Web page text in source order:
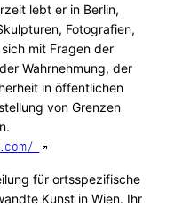
lebt er in Berlin,
Fotografien,
mit Fragen der
Wahrnehmung, der
in öffentlichen
von Grenzen
für ortsspezifische
Kunst in Wien. Ihr